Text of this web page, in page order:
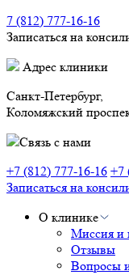
7 (812) 777-16-16
Записаться на
Адрес клиники
Санкт-Петербург,
Коломяжский
Связь с нами
+7 (812) 777-16-16 +7
Записаться на
О клинике
Миссия и
Отзывы
Вопросы